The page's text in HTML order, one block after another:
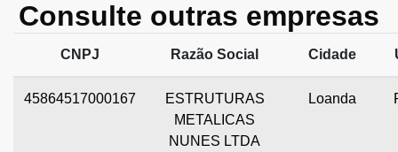
Consulte outras empresas
CNPJ Razão Social Cidade
45864517000167
ESTRUTURAS
METALICAS
NUNES LTDA
Loanda